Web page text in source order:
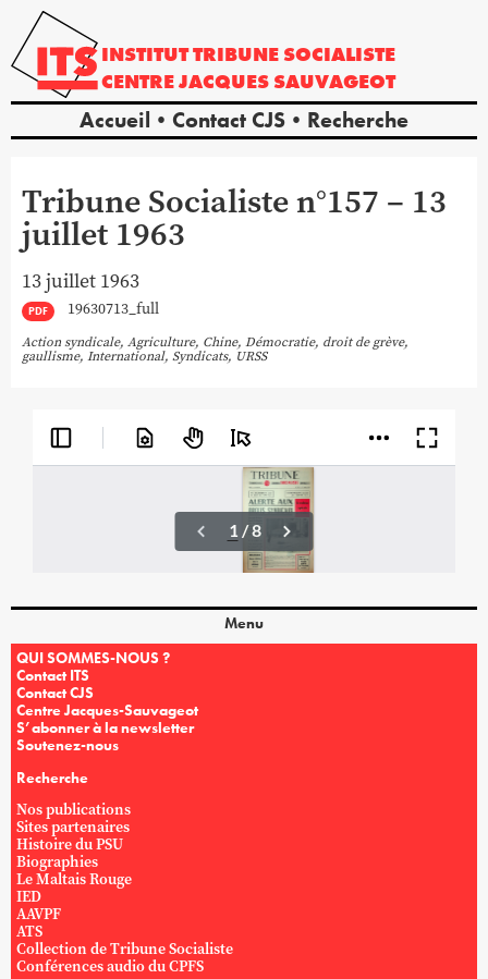
INSTITUTTRIBUNE SOCIALISTE
CENTREJACQUES SAUVAGEOT
Accueil Contact CJS Recherche
Tribune Socialiste n°157 – 13
juillet 1963
13 juillet 1963
PDF 19630713_full
Action syndicale, Agriculture, Chine, Démocratie, droit de grève,
gaullisme, International, Syndicats, URSS
Menu
QUI SOMMES-NOUS ?
Contact ITS
Contact CJS
Centre Jacques-Sauvageot
S’abonner à la newsletter
Soutenez-nous
Recherche
Nos publications
Sites partenaires
Histoire du PSU
Biographies
Le Maltais Rouge
IED
AAVPF
ATS
Collection de Tribune Socialiste
Conférences audio du CPFS